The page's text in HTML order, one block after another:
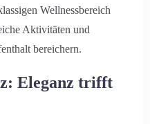
Wellnessbereich
Aktivitäten und
bereichern.
Eleganz trifft